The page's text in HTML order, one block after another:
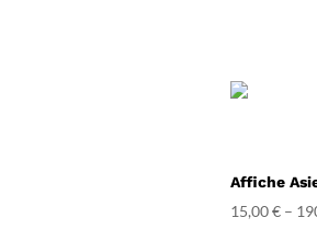
Affiche
15,00€ –